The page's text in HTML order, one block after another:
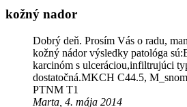
kožný nador
Dobrý deň. Prosím Vás o radu,
kožný nádor výsledky patológa
karcinóm s ulceráciou,infiltrujúci
dostatočná.MKCH C44.5,
PTNM T1
Marta, 4. mája 2014